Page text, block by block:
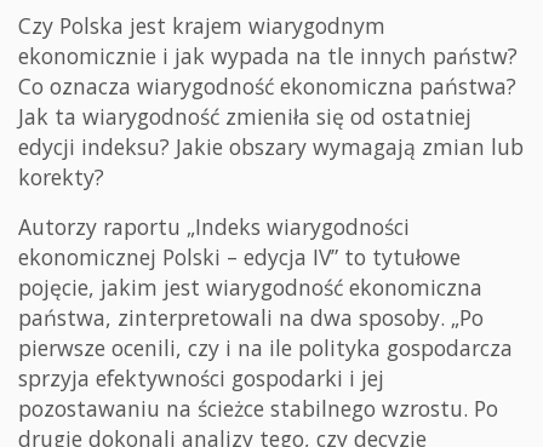
Czy Polska jest krajem wiarygodnym
ekonomicznie i jak wypada na tle innych państw?
Co oznacza wiarygodność ekonomiczna państwa?
Jak ta wiarygodność zmieniła się od ostatniej
edycji indeksu? Jakie obszary wymagają zmian lub
korekty?
Autorzy raportu „Indeks wiarygodności
ekonomicznej Polski – edycja IV” to tytułowe
pojęcie, jakim jest wiarygodność ekonomiczna
państwa, zinterpretowali na dwa sposoby. „Po
pierwsze ocenili, czy i na ile polityka gospodarcza
sprzyja efektywności gospodarki i jej
pozostawaniu na ścieżce stabilnego wzrostu. Po
drugie dokonali analizy tego, czy decyzje